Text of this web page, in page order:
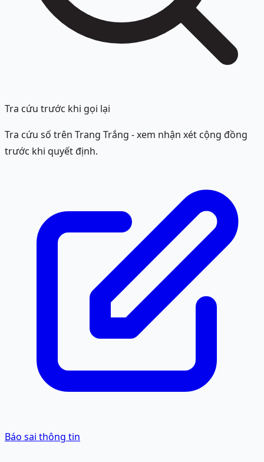
Tra cứu trước khi gọi lại
Tra cứu số trên Trang Trắng - xem nhận xét cộng đồng
trước khi quyết định.
Báo sai thông tin